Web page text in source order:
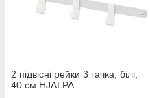
2 підвісні рейки 3 гачка, білі,
40 см HJALPA